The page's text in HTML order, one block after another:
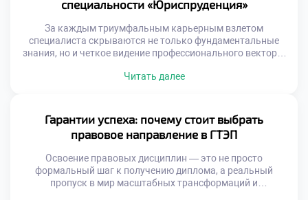
специальности «Юриспруденция»
За каждым триумфальным карьерным взлетом
специалиста скрываются не только фундаментальные
знания, но и четкое видение профессионального вектора.
справедливости, охватывая в своей деятельности всё: от
обучение в московском техникуме становится тем самым
надежным стартом, который позволяет будущим
экспертам не просто освоить нормы, […]
Читать далее
Гарантии успеха: почему стоит выбрать
правовое направление в ГТЭП
Освоение правовых дисциплин — это не просто
формальный шаг к получению диплома, а реальный
пропуск в мир масштабных трансформаций и